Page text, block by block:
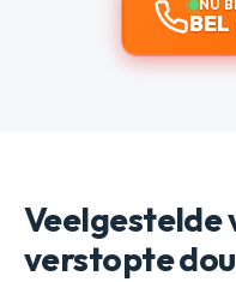
NU
Veelgestelde
verstopte